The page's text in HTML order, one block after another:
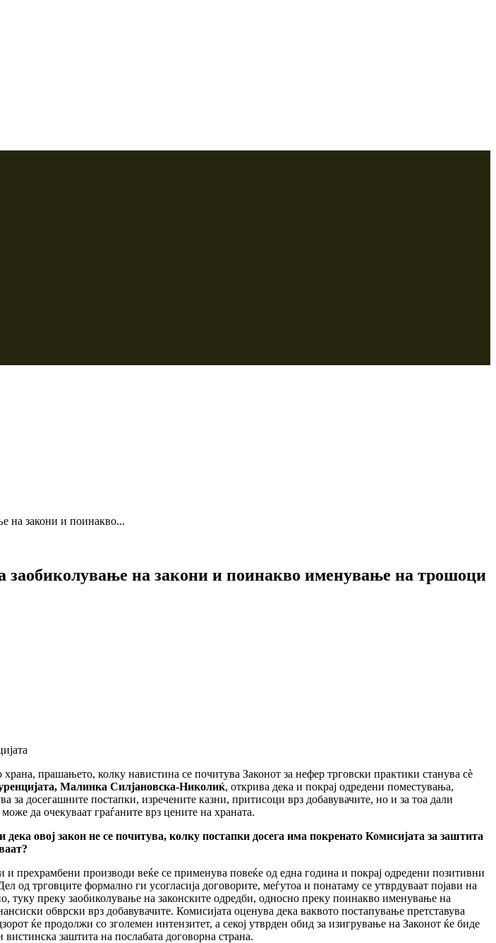
на закони и поинакво...
заобиколување на закони и поинакво именување на трошоци
прашањето, колку навистина се почитува Законот за нефер трговски практики станува сѐ
Малинка Силјановска-Николиќ, открива дека и покрај одредени поместувања,
за досегашните постапки, изречените казни, притисоци врз добавувачите, но и за тоа дали
да очекуваат граѓаните врз цените на храната.
овој закон не се почитува, колку постапки досега има покренато Комисијата за заштита
прехрамбени производи веќе се применува повеќе од една година и покрај одредени позитивни
од трговците формално ги усогласија договорите, меѓутоа и понатаму се утврдуваат појави на
туку преку заобиколување на законските одредби, односно преку поинакво именување на
обврски врз добавувачите. Комисијата оценува дека ваквото постапување претставува
ќе продолжи со зголемен интензитет, а секој утврден обид за изигрување на Законот ќе биде
заштита на послабата договорна страна.